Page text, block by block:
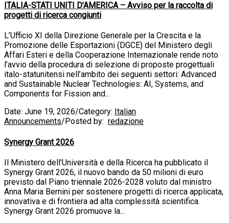
ITALIA-STATI UNITI D’AMERICA – Avviso per la raccolta di
progetti di ricerca congiunti
L’Ufficio XI della Direzione Generale per la Crescita e la
Promozione delle Esportazioni (DGCE) del Ministero degli
Affari Esteri e della Cooperazione Internazionale rende noto
l’avvio della procedura di selezione di proposte progettuali
italo-statunitensi nell’ambito dei seguenti settori: Advanced
and Sustainable Nuclear Technologies: AI, Systems, and
Components for Fission and...
Date: June 19, 2026/Category: Italian
Announcements/ Posted by: redazione
Synergy Grant 2026
Il Ministero dell’Università e della Ricerca ha pubblicato il
Synergy Grant 2026, il nuovo bando da 50 milioni di euro
previsto dal Piano triennale 2026-2028 voluto dal ministro
Anna Maria Bernini per sostenere progetti di ricerca applicata,
innovativa e di frontiera ad alta complessità scientifica.
Synergy Grant 2026 promuove la...